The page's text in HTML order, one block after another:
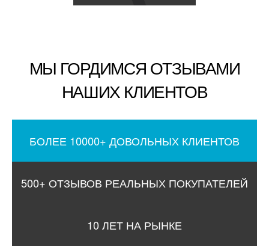
МЫ ГОРДИМСЯ ОТЗЫВАМИ
НАШИХ КЛИЕНТОВ
БОЛЕЕ 10000+ ДОВОЛЬНЫХ КЛИЕНТОВ
500+ ОТЗЫВОВ РЕАЛЬНЫХ ПОКУПАТЕЛЕЙ
10 ЛЕТ НА РЫНКЕ